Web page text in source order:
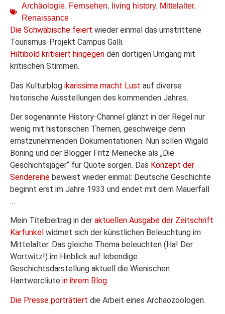
Archäologie, Fernsehen, living history, Mittelalter,
Renaissance
Die Schwäbische feiert wieder einmal das umstrittene
Tourismus-Projekt Campus Galli.
Hiltibold kritisiert hingegen den dortigen Umgang mit
kritischen Stimmen.
Das Kulturblog ikarissima macht Lust auf diverse
historische Ausstellungen des kommenden Jahres.
Der sogenannte History-Channel glänzt in der Regel nur
wenig mit historischen Themen, geschweige denn
ernstzunehmenden Dokumentationen. Nun sollen Wigald
Boning und der Blogger Fritz Meinecke als „Die
Geschichtsjäger“ für Quote sorgen. Das Konzept der
Sendereihe beweist wieder einmal: Deutsche Geschichte
beginnt erst im Jahre 1933 und endet mit dem Mauerfall
…
Mein Titelbeitrag in der aktuellen Ausgabe der Zeitschrift
Karfunkel widmet sich der künstlichen Beleuchtung im
Mittelalter. Das gleiche Thema beleuchten (Ha! Der
Wortwitz!) im Hinblick auf lebendige
Geschichtsdarstellung aktuell die Wienischen
Hantwercliute in ihrem Blog.
Die Presse porträtiert die Arbeit eines Archäozoologen.